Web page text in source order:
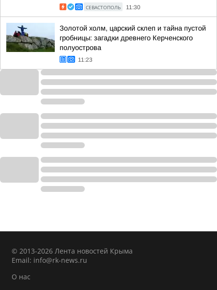
СЕВАСТОПОЛЬ 11:30
Золотой холм, царский склеп и тайна пустой
гробницы: загадки древнего Керченского
полуострова
11:23
© 2013-2026 Лента новостей Крыма
Email: info@rk-news.ru
О нас